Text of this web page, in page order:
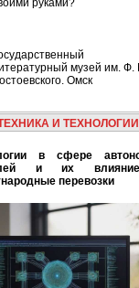
руками?
музей им. Ф.
Омск
И ТЕХНОЛОГИИ
и их
перевозки